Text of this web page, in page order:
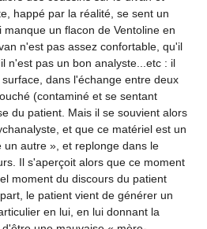
happé par la réalité, se sent un
un flacon de Ventoline en
n'est pas assez confortable, qu'il
n'est pas un bon analyste...etc : il
dans l'échange entre deux
(contaminé et se sentant
du patient. Mais il se souvient alors
et que ce matériel est un
un autre », et replonge dans le
Il s'aperçoit alors que ce moment
moment du discours du patient
le patient vient de générer un
en lui, en lui donnant la